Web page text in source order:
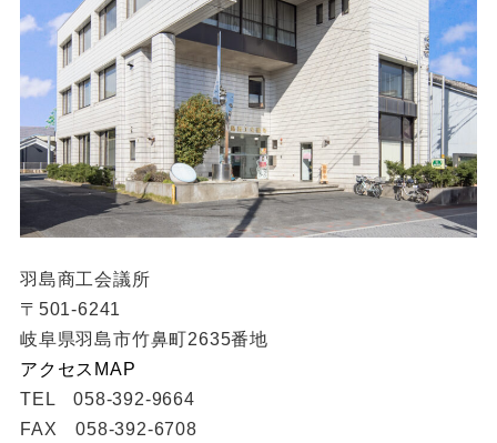
羽島商工会議所
〒501-6241
岐阜県羽島市竹鼻町2635番地
アクセスMAP
TEL 058-392-9664
FAX 058-392-6708